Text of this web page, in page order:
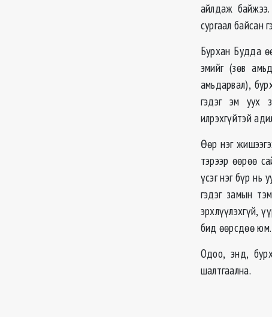
айлдаж
сургаал байсан
Бурхан Будда
эмийг (зөв
амьдарвал),
гэдэг эм уух
илрэхгүйтэй
Өөр нэг
тэрээр өөрөө
үсэг нэг бүр нь
гэдэг замын
эрхлүүлэхгүй,
бид өөрсдөө юм.
Одоо, энд,
шалтгаална.